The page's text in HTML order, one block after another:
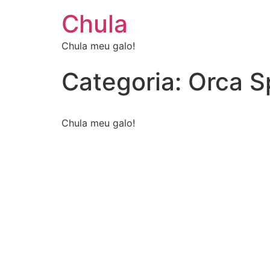
Chula
Chula meu galo!
Categoria: Orca
Chula meu galo!